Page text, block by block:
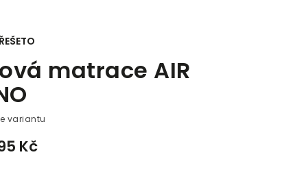
matrace AIR
variantu
Kč
ŘEŠETO